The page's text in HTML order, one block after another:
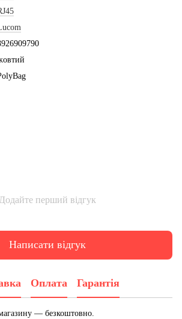
Додайте перший відгук
Написати відгук
Оплата Гарантія
— безкоштовно.